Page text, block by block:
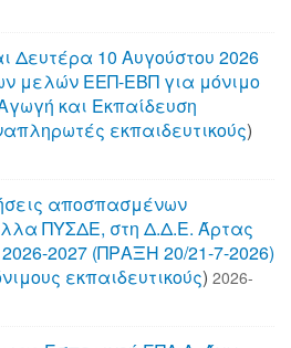
Δευτέρα 10 Αυγούστου 2026
μελών ΕΕΠ-ΕΒΠ για μόνιμο
και Εκπαίδευση
εκπαιδευτικούς)
αποσπασμένων
ΠΥΣΔΕ, στη Δ.Δ.Ε. Άρτας
2026-2027 (ΠΡΑΞΗ 20/21-7-2026)
εκπαιδευτικούς) 2026-